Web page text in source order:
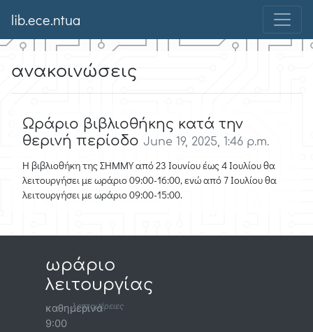
lib.ece.ntua
ανακοινώσεις
Ωράριο βιβλιοθήκης κατά την
θερινή περίοδο June 19, 2025, 1:46 p.m.
Η βιβλιοθήκη της ΣΗΜΜΥ από 23 Ιουνίου έως 4 Ιουλίου θα
λειτουργήσει με ωράριο 09:00-16:00, ενώ από 7 Ιουλίου θα
λειτουργήσει με ωράριο 09:00-15:00.
ωράριο
λειτουργίας
καθημερινά
9:00
λεπτομέρειες